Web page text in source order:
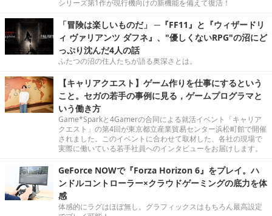
シリーズ第1作が現行機向けの新機能を備えて復活！
「冒険は楽しいものだ」 ─『FF11』と『ウィザードリ
ィ ヴァリアンツ ダフネ』、"優しくないRPG"の沼にど
っぷり沈んだ4人の話
ふたつの沼の住人たちが語る奥深さとは。
【キャリアクエスト】ゲーム作りを仕事にするという
こと。セガの若手の事例に見る，ゲームプログラマと
いう働き方
Game*Sparkと4Gamerの合同による就活イベント「キャリア
クエスト」の第4回が東京都立産業貿易センター浜松町館で開催
されました。このイベントに合わせて取材した、各社の現場で
実際に働いている若手社員へのインタビューをお届けします。
GeForce NOWで『Forza Horizon 6』をプレイ。ハ
ンドルコントローラー×クラウドゲーミングの底力を体
感
体感的にラグはほぼ無し。グラフィックスはもちろん最高設定